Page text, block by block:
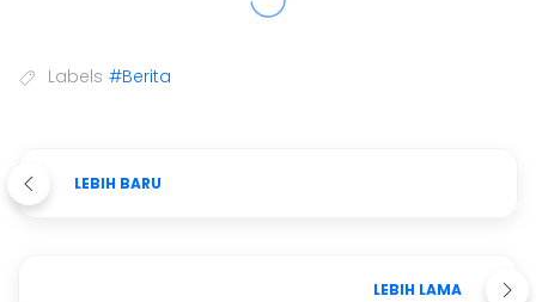
Labels #Berita
LEBIH BARU
LEBIH LAMA